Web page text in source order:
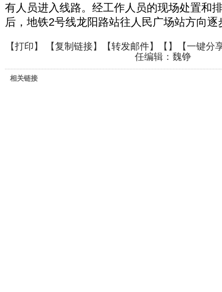
有人员进入线路。经工作人员的现场处置和
后，地铁2号线龙阳路站往人民广场站方向逐
【打印】 【复制链接】【转发邮件】【 】
【一键分
任编辑：魏铮
相关链接